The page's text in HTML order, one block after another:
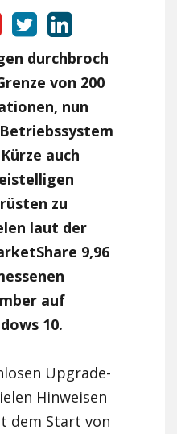
durchbroch
von 200
nun
auch
zu
laut der
9,96
auf
10.
Upgrade-
Hinweisen
dem Start von